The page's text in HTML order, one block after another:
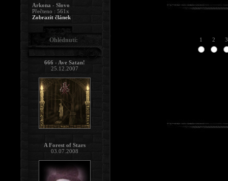
1 2 3
Arkona - Slovo
Přečteno : 561x
Zobrazit článek
Ohlédnutí:
666 - Ave Satan!
25.12.2007
A Forest of Stars
03.07.2008